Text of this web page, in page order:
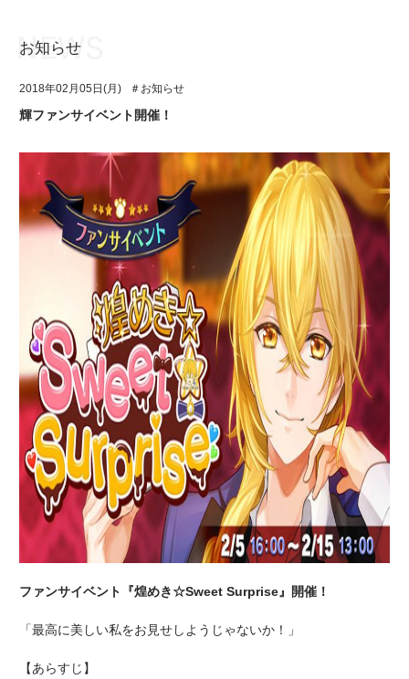
アプリゲーム
イベント・キャンペーン
ミュージック
ギャラリー
ユニット&キャラクター
アプリゲーム
イベント・キャンペーン
ミュージック
グッズ・本
ギャラリー
お知らせ
2018年02月05日(月) ＃お知らせ
輝ファンサイベント開催！
ファンサイベント『煌めき☆Sweet Surprise』開催！
「最高に美しい私をお見せしようじゃないか！」
【あらすじ】